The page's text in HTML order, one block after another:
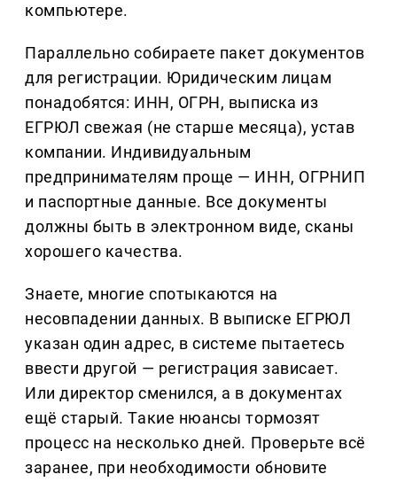
компьютере.
Параллельно собираете пакет документов
для регистрации. Юридическим лицам
понадобятся: ИНН, ОГРН, выписка из
ЕГРЮЛ свежая (не старше месяца), устав
компании. Индивидуальным
предпринимателям проще — ИНН, ОГРНИП
и паспортные данные. Все документы
должны быть в электронном виде, сканы
хорошего качества.
Знаете, многие спотыкаются на
несовпадении данных. В выписке ЕГРЮЛ
указан один адрес, в системе пытаетесь
ввести другой — регистрация зависает.
Или директор сменился, а в документах
ещё старый. Такие нюансы тормозят
процесс на несколько дней. Проверьте всё
заранее, при необходимости обновите